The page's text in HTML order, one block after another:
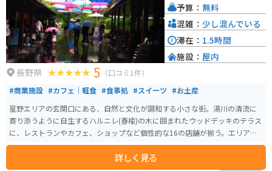
長野県 5 （口コミ1件）
#商業施設 #カフェ｜軽食 #食事処 #スイーツ #お土産
星野エリアの玄関口にある、自然と文化が調和する小さな街。湯川の清流に
寄り添うように自生するハルニレ(春楡)の木に囲まれたウッドデッキのテラス
に、レストランやカフェ、ショップなど個性的な16の店舗が揃う。エリア内
は、軽井沢らしい豊かな自然にあふれ、ショッピングや食事だけでなく、ゆ
ったりくつろぎながら過ごすことができる。
詳しく見る
予算： 無料
混雑： 少し混んでいる
滞在： 1.5時間
施設： 屋内